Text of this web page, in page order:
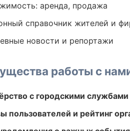
аренда, продажа
справочник жителей и
новости и репортажи
работы с
с городскими службами
пользователей и рейтинг